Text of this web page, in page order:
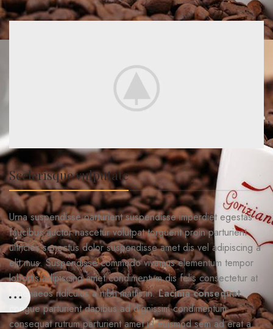
Scelerisque vulputate
Urna suspendisse parturient suspendisse imperdiet egestas
faucibus auctor nascetur volutpat torquent proin parturient
ultricies senectus dolor suspendisse amet dis vel adipiscing a
elit mus. Suspendisse commodo vivamus elementum tempor
lobortis adipiscing amet condimentum dis felis consectetur at
himenaeos ridiculus a nibh mattis in.Lacinia consequat
congue parturient dapibus ad dignissim condimentum
consequat rutrum parturient amet id euismod sem ad erat a